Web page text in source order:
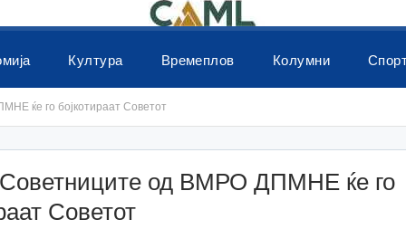
Култура Времеплов Колумни
ќе го бојкотираат Советот
од ВМРО ДПМНЕ ќе го
Советот